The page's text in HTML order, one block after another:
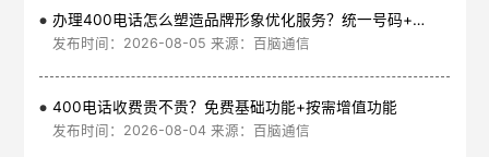
办理400电话怎么塑造品牌形象优化服务？统一号码+智能管理平台
发布时间：2026-08-05 来源：百脑通信
400电话收费贵不贵？免费基础功能+按需增值功能
发布时间：2026-08-04 来源：百脑通信